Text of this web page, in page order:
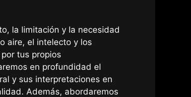
la limitación y la necesidad
aire, el intelecto y los
tus propios
en profundidad el
y sus interpretaciones en
Además, abordaremos